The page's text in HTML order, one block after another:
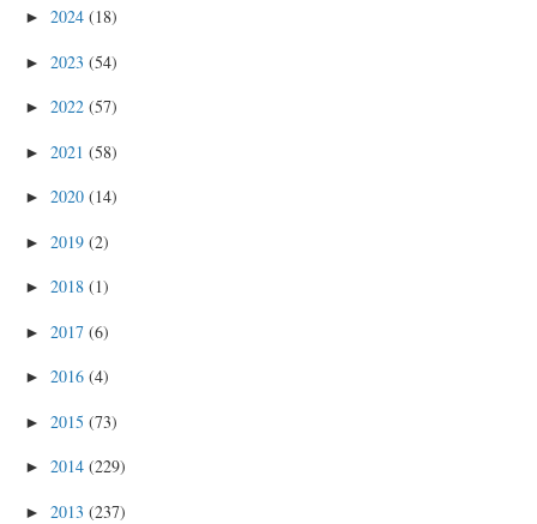
► 2024 (18)
► 2023 (54)
► 2022 (57)
► 2021 (58)
► 2020 (14)
► 2019 (2)
► 2018 (1)
► 2017 (6)
► 2016 (4)
► 2015 (73)
► 2014 (229)
► 2013 (237)